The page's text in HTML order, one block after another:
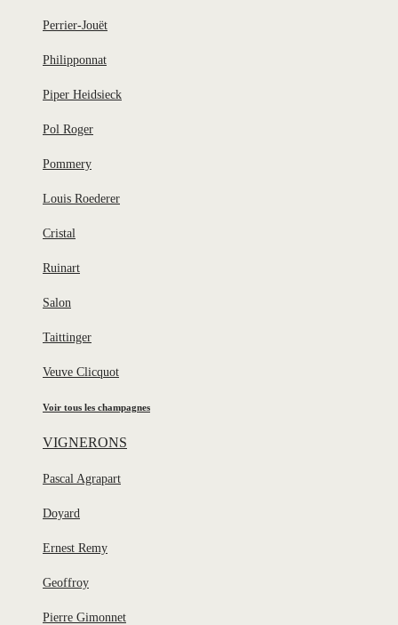
Perrier-Jouët
Philipponnat
Piper Heidsieck
Pol Roger
Pommery
Louis Roederer
Cristal
Ruinart
Salon
Taittinger
Veuve Clicquot
Voir tous les champagnes
VIGNERONS
Pascal Agrapart
Doyard
Ernest Remy
Geoffroy
Pierre Gimonnet